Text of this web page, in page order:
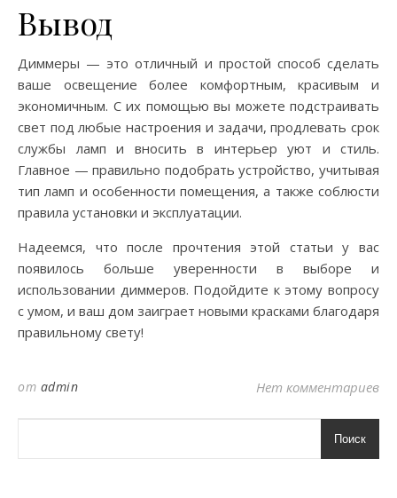
Вывод
Диммеры — это отличный и простой способ сделать
ваше освещение более комфортным, красивым и
экономичным. С их помощью вы можете подстраивать
свет под любые настроения и задачи, продлевать срок
службы ламп и вносить в интерьер уют и стиль.
Главное — правильно подобрать устройство, учитывая
тип ламп и особенности помещения, а также соблюсти
правила установки и эксплуатации.
Надеемся, что после прочтения этой статьи у вас
появилось больше уверенности в выборе и
использовании диммеров. Подойдите к этому вопросу
с умом, и ваш дом заиграет новыми красками благодаря
правильному свету!
от admin Нет комментариев
Поиск